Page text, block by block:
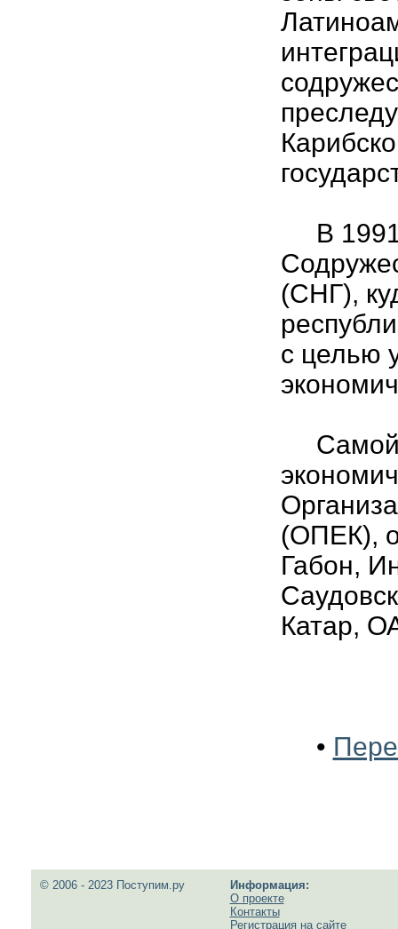
В 1991
(СНГ),
с целью
Самой
(ОПЕК),
Габон,
Катар,
•
© 2006 - 2023 Поступим.ру
Информация:
О проекте
Контакты
Регистрация на сайте